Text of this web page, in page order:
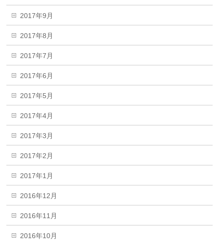
2017年9月
2017年8月
2017年7月
2017年6月
2017年5月
2017年4月
2017年3月
2017年2月
2017年1月
2016年12月
2016年11月
2016年10月